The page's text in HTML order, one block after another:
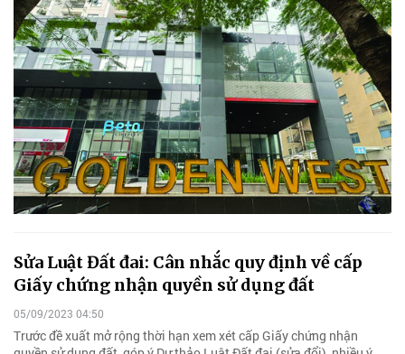
Sửa Luật Đất đai: Cân nhắc quy định về cấp
Giấy chứng nhận quyền sử dụng đất
05/09/2023 04:50
Trước đề xuất mở rộng thời hạn xem xét cấp Giấy chứng nhận